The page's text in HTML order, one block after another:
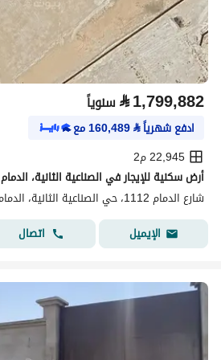
⃁1,799,882 سنوياً
ادفع شهرياً⃁
160,489مع
22,945 م2
أرض سكنية للإيجار في الصناعية الثانية، الدمام
شارع الدمام 1112، حي الصناعية الثانية، الدمام
الإيميل
اتصال